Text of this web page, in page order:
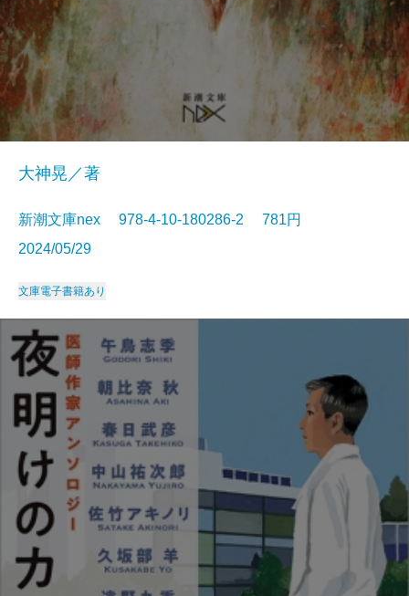
大神晃／著
新潮文庫nex 978-4-10-180286-2 781円
2024/05/29
文庫電子書籍あり